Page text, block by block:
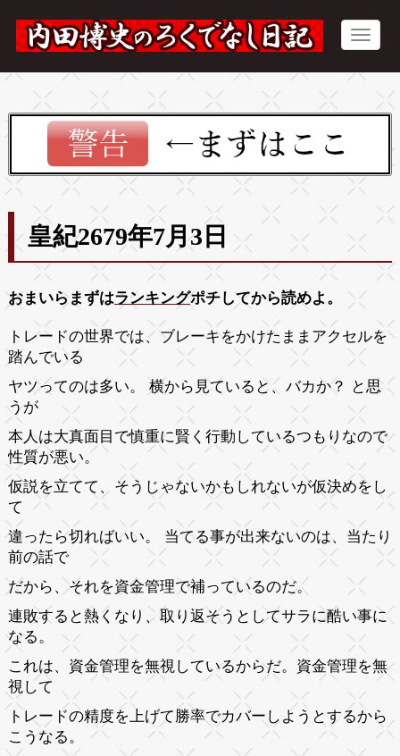
皇紀2679年7月3日
おまいらまずはランキングポチしてから読めよ。
トレードの世界では、ブレーキをかけたままアクセルを
踏んでいる
ヤツってのは多い。 横から見ていると、バカか？ と思
うが
本人は大真面目で慎重に賢く行動しているつもりなので
性質が悪い。
仮説を立てて、そうじゃないかもしれないが仮決めをし
て
違ったら切ればいい。 当てる事が出来ないのは、当たり
前の話で
だから、それを資金管理で補っているのだ。
連敗すると熱くなり、取り返そうとしてサラに酷い事に
なる。
これは、資金管理を無視しているからだ。資金管理を無
視して
トレードの精度を上げて勝率でカバーしようとするから
こうなる。